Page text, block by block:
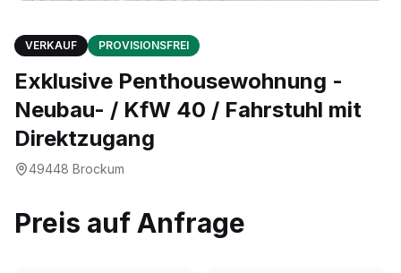
VERKAUF PROVISIONSFREI
Exklusive Penthousewohnung -
Neubau- / KfW 40 / Fahrstuhl mit
Direktzugang
49448 Brockum
Preis auf Anfrage